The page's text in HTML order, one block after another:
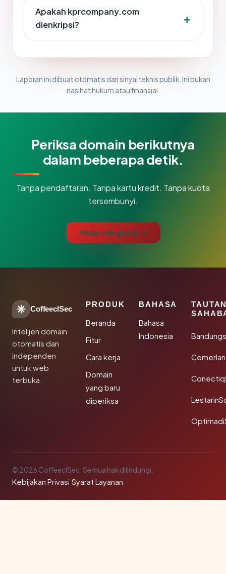
Apakah kprcompany.com
dienkripsi?
Laporan ini dibuat otomatis dari sinyal teknis publik. Ini bukan
nasihat hukum atau finansial.
Periksa domain berikutnya
dalam beberapa detik.
Tanpa pendaftaran. Tanpa kartu kredit. Tanpa kuota
tersembunyi.
Mulai cek gratis →
CoffeeclSec
Intelijen domain
otomatis dan
independen
untuk web
terbuka.
PRODUK
Beranda
Fitur
Cara kerja
Domain
yang baru
diperiksa
BAHASA
Bahasa
Indonesia
© 2026 CoffeeclSec. Semua hak dilindungi.
Kebijakan Privasi·Syarat Layanan